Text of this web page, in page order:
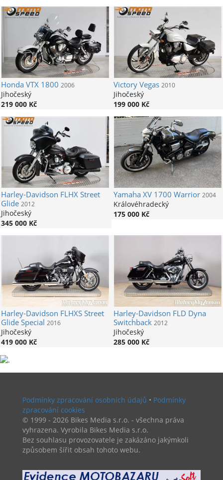
HondaVTX 1800 2006
Jihočeský
219 000 Kč
VictoryVegas 2010
Jihočeský
199 000 Kč
Harley-Davidson FLHX Street
Glide 2012
Jihočeský
345 000 Kč
YamahaXV 1700 Warrior 2004
Královéhradecký
175 000 Kč
Harley-Davidson FLHXS Street
Glide Special 2016
Jihočeský
419 000 Kč
Harley-Davidson FLD Dyna
Switchback 2012
Jihočeský
285 000 Kč
Podmínky zpracování osobních údajů • Podmínky
zpracování cookies
© 1999 - 2026 Bikes Media s.r.o. - všechna práva
vyhrazena. Vyrobila Bikes Media s.r.o.
Bez souhlasu provozovatele je zakázáno jakýmkoli
způsobem šířit obsah tohoto webu.